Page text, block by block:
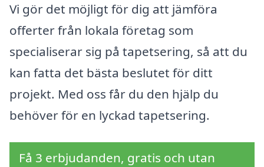
Vi gör det möjligt för dig att jämföra
offerter från lokala företag som
specialiserar sig på tapetsering, så att du
kan fatta det bästa beslutet för ditt
projekt. Med oss får du den hjälp du
behöver för en lyckad tapetsering.
Få 3 erbjudanden, gratis och utan